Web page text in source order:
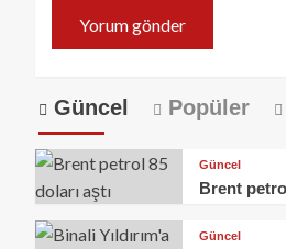
Güncel Popüler
Güncel
Brent
Güncel